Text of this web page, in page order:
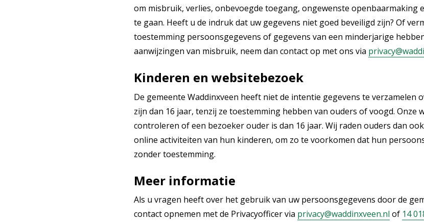
om misbruik, verlies, onbevoegde toegang, ongewenste openbaarmaking
te gaan. Heeft u de indruk dat uw gegevens niet goed beveiligd zijn? Of
toestemming persoonsgegevens of gegevens van een minderjarige
aanwijzingen van misbruik, neem dan contact op met ons via
Kinderen en websitebezoek
De gemeente Waddinxveen heeft niet de intentie gegevens te verzamelen
zijn dan 16 jaar, tenzij ze toestemming hebben van ouders of voogd. Onze
controleren of een bezoeker ouder is dan 16 jaar. Wij raden ouders dan
online activiteiten van hun kinderen, om zo te voorkomen dat hun
zonder toestemming.
Meer informatie
Als u vragen heeft over het gebruik van uw persoonsgegevens door de
contact opnemen met de Privacyofficer via privacy@waddinxveen.nl of 14